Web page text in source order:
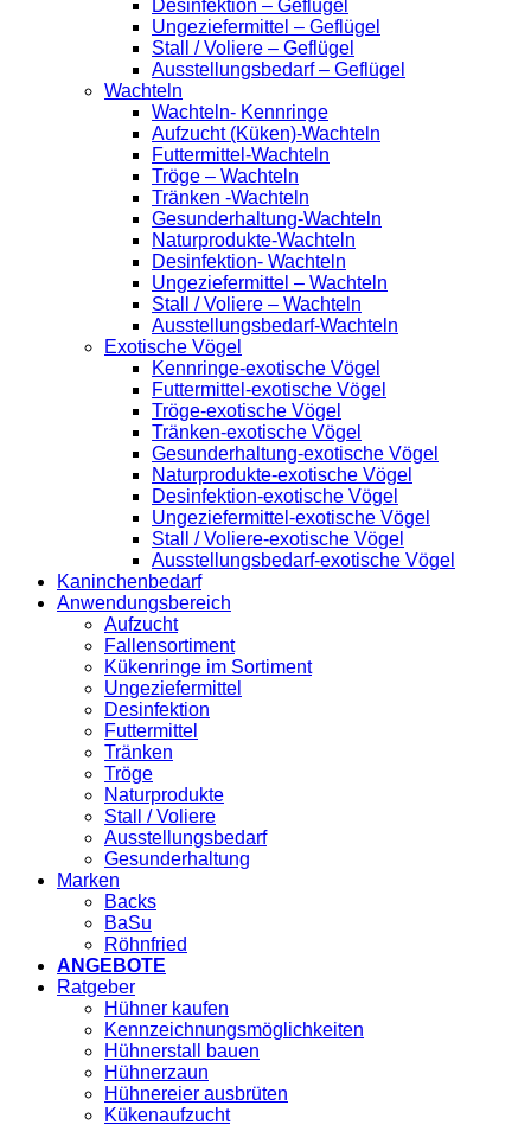
Desinfektion – Geflügel
Ungeziefermittel – Geflügel
Stall / Voliere – Geflügel
Ausstellungsbedarf – Geflügel
Wachteln
Wachteln- Kennringe
Aufzucht (Küken)-Wachteln
Futtermittel-Wachteln
Tröge – Wachteln
Tränken -Wachteln
Gesunderhaltung-Wachteln
Naturprodukte-Wachteln
Desinfektion- Wachteln
Ungeziefermittel – Wachteln
Stall / Voliere – Wachteln
Ausstellungsbedarf-Wachteln
Exotische Vögel
Kennringe-exotische Vögel
Futtermittel-exotische Vögel
Tröge-exotische Vögel
Tränken-exotische Vögel
Gesunderhaltung-exotische Vögel
Naturprodukte-exotische Vögel
Desinfektion-exotische Vögel
Ungeziefermittel-exotische Vögel
Stall / Voliere-exotische Vögel
Ausstellungsbedarf-exotische Vögel
Kaninchenbedarf
Anwendungsbereich
Aufzucht
Fallensortiment
Kükenringe im Sortiment
Ungeziefermittel
Desinfektion
Futtermittel
Tränken
Tröge
Naturprodukte
Stall / Voliere
Ausstellungsbedarf
Gesunderhaltung
Marken
Backs
BaSu
Röhnfried
ANGEBOTE
Ratgeber
Hühner kaufen
Kennzeichnungsmöglichkeiten
Hühnerstall bauen
Hühnerzaun
Hühnereier ausbrüten
Kükenaufzucht